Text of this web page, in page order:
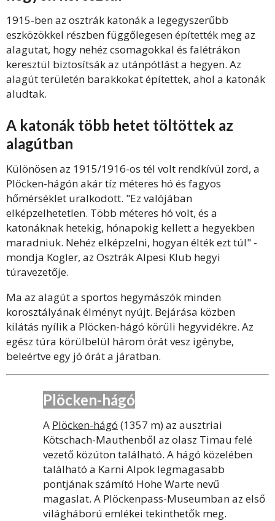
1915-ben az osztrák katonák a legegyszerűbb
eszközökkel részben függőlegesen építették meg az
alagutat, hogy nehéz csomagokkal és falétrákon
keresztül biztosítsák az utánpótlást a hegyen. Az
alagút területén barakkokat építettek, ahol a katonák
aludtak.
A katonák több hetet töltöttek az
alagútban
Különösen az 1915/1916-os tél volt rendkívül zord, a
Plöcken-hágón akár tíz méteres hó és fagyos
hőmérséklet uralkodott. "Ez valójában
elképzelhetetlen. Több méteres hó volt, és a
katonáknak hetekig, hónapokig kellett a hegyekben
maradniuk. Nehéz elképzelni, hogyan élték ezt túl" -
mondja Kogler, az Osztrák Alpesi Klub hegyi
túravezetője.
Ma az alagút a sportos hegymászók minden
korosztályának élményt nyújt. Bejárása közben
kilátás nyílik a Plöcken-hágó körüli hegyvidékre. Az
egész túra körülbelül három órát vesz igénybe,
beleértve egy jó órát a járatban.
Plöcken-hágó
A Plöcken-hágó (1357 m) az ausztriai
Kötschach-Mauthenből az olasz Timau felé
vezető közúton található. A hágó közelében
található a Karni Alpok legmagasabb
pontjának számító Hohe Warte nevű
magaslat. A Plöckenpass-Museumban az első
világháború emlékei tekinthetők meg.